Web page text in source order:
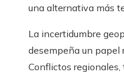
una alternativa más
La incertidumbre
desempeña un papel
Conflictos regionales,